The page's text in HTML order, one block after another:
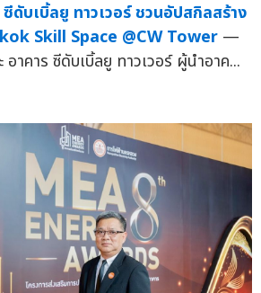
ดับเบิ้ลยู ทาวเวอร์ ชวนอัปสกิลสร้าง
Skill Space @CW Tower —
าคาร ซีดับเบิ้ลยู ทาวเวอร์ ผู้นำอาค...